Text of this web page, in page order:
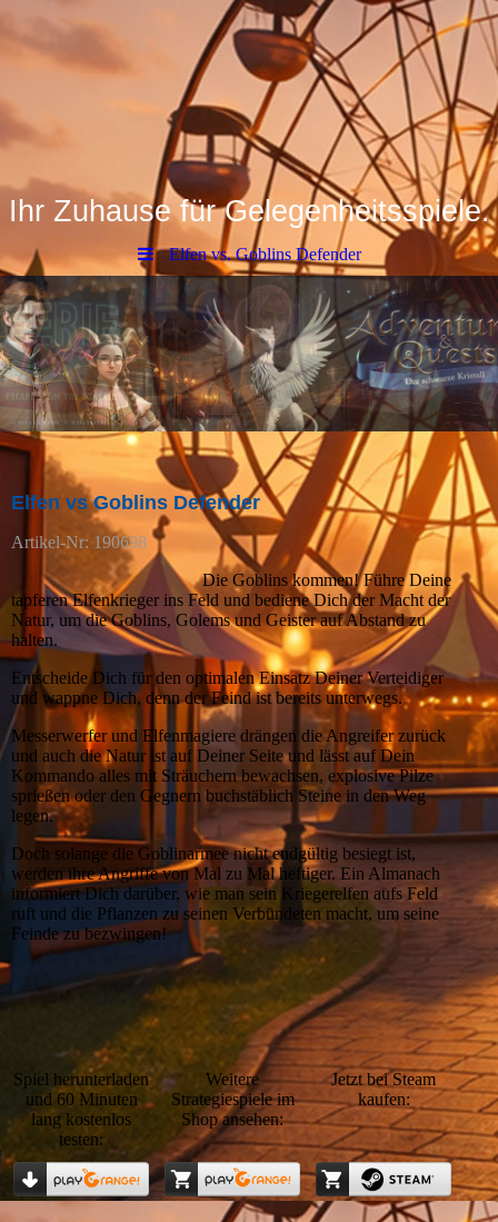
Ihr Zuhause für Gelegenheitsspiele.
Elfen vs. Goblins Defender
Elfen vs Goblins Defender
Artikel-Nr: 190698
Die Goblins kommen! Führe Deine
tapferen Elfenkrieger ins Feld und bediene Dich der Macht der
Natur, um die Goblins, Golems und Geister auf Abstand zu
halten.
Entscheide Dich für den optimalen Einsatz Deiner Verteidiger
und wappne Dich, denn der Feind ist bereits unterwegs.
Messerwerfer und Elfenmagiere drängen die Angreifer zurück
und auch die Natur ist auf Deiner Seite und lässt auf Dein
Kommando alles mit Sträuchern bewachsen, explosive Pilze
sprießen oder den Gegnern buchstäblich Steine in den Weg
legen.
Doch solange die Goblinarmee nicht endgültig besiegt ist,
werden ihre Angriffe von Mal zu Mal heftiger. Ein Almanach
informiert Dich darüber, wie man sein Kriegerelfen aufs Feld
ruft und die Pflanzen zu seinen Verbündeten macht, um seine
Feinde zu bezwingen!
Spiel herunterladen
und 60 Minuten
lang kostenlos
testen:
Weitere
Strategiespiele im
Shop ansehen:
Jetzt bei Steam
kaufen: